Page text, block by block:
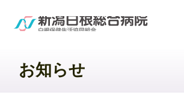
お知らせ